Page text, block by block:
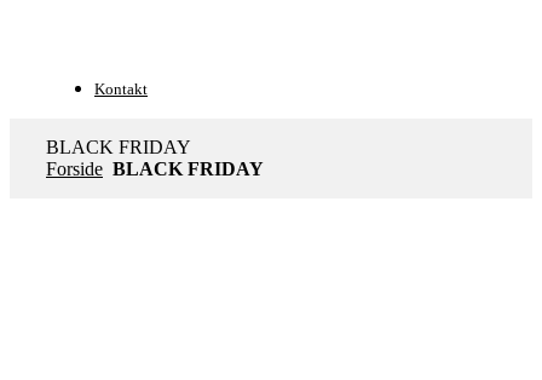
Kontakt
BLACK FRIDAY
Forside BLACK FRIDAY